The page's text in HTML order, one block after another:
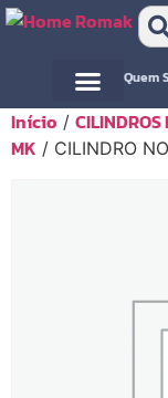
Quem
Início /
MK / CILINDRO